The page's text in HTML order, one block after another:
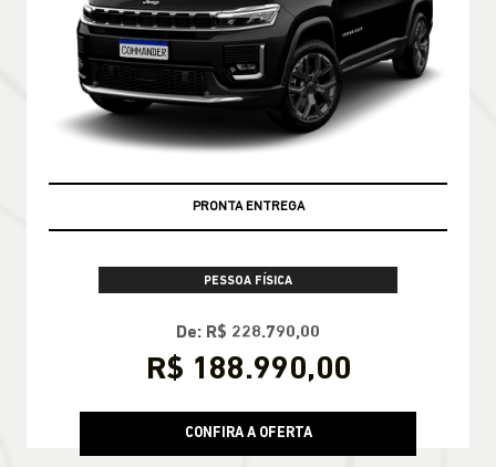
PRONTA ENTREGA
PESSOA FÍSICA
De: R$ 228.790,00
R$ 188.990,00
CONFIRA A OFERTA